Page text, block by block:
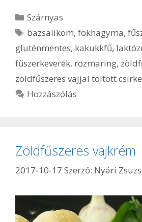
Kategória
Szárnyas
Címkék
bazsalikom,fokhagyma,
gluténmentes, kakukkfű,
fűszerkeverék, rozmaring,
zöldfűszeres vajjal töltött
Hozzászólás
Zöldfűszeres vajkrém
2017-10-17 Szerző: Nyári